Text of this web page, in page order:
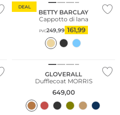
DEAL
BETTY BARCLAY
Cappotto di lana
PVC249,99 161,99
GLOVERALL
Dufflecoat MORRIS
649,00
Taglie grandi